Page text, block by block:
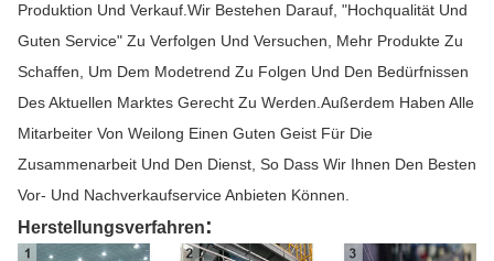
Produktion Und Verkauf.Wir Bestehen Darauf, "Hochqualität Und
Guten Service" Zu Verfolgen Und Versuchen, Mehr Produkte Zu
Schaffen, Um Dem Modetrend Zu Folgen Und Den Bedürfnissen
Des Aktuellen Marktes Gerecht Zu Werden.Außerdem Haben Alle
Mitarbeiter Von Weilong Einen Guten Geist Für Die
Zusammenarbeit Und Den Dienst, So Dass Wir Ihnen Den Besten
Vor- Und Nachverkaufservice Anbieten Können.
Herstellungsverfahren: